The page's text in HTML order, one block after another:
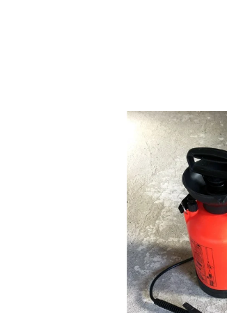
HLEDAT
Doporučujeme
NÁSTĚNÁ STROPNÍ KONZOLE 6900KS